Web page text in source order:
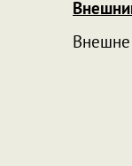
Внешне